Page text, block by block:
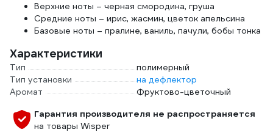
Верхние ноты – черная смородина, груша
Средние ноты – ирис, жасмин, цветок апельсина
Базовые ноты – пралине, ваниль, пачули, бобы тонка
Характеристики
Тип
полимерный
Тип установки
на дефлектор
Аромат
Фруктово-цветочный
Гарантия производителя не распространяется
на товары Wisper